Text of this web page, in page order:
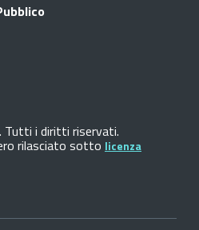
Tutti i diritti riservati.
rilasciato sotto licenza